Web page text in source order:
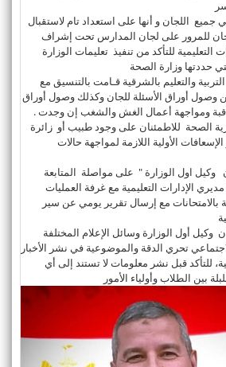
اللجان و أنها على استعداد تام لاستقبال
للمرور على لجان المدارس تحت إشراف
التعليمية للتأكد من تنفيذ تعليمات الوزارة
حددتها وزارة الصحة
والتعليم بالشرقية قـامت بالتنسيق مع
وصول أوراق الأسئلة للجان وكذلك وصول أوراق
ومواجهة أعمال الغش والشغب إن وجدت .
الصحة للاطمئنان على وجود طبيب أو زائرة
الأولية اللازمة لمواجهة حالات
وكيل اول الوزارة " على مواصلة المتابعة
الإدارات التعليمية مع غرفة العمليات
بالامتحانات مع إرسال تقرير يومي عن سير
أول الوزارة وسائل الإعلام المختلفة
تحري الدقة والموضوعية في نشر الأخبار
للتأكد قبل نشر معلومات لا تستند إلى أي
بين الطلاب وأولياء الأمور